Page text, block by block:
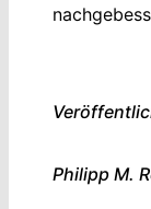
Philipp M.